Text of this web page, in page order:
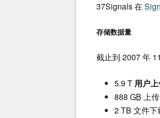
37Signals 在
存储数据量
截止到 2007 年
5.9 T 用户
888 GB 上
2 TB 文件下